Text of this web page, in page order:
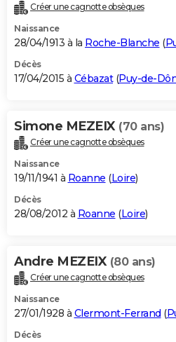
Créer une cagnotte obsèques
Naissance
28/04/1913 à la Roche-Blanche (
Décès
17/04/2015 à Cébazat(Puy-de-
Simone MEZEIX (70 ans)
Créer une cagnotte obsèques
Naissance
19/11/1941 à Roanne (Loire)
Décès
28/08/2012 à Roanne (Loire)
Andre MEZEIX (80 ans)
Créer une cagnotte obsèques
Naissance
27/01/1928 à Clermont-Ferrand (
Décès